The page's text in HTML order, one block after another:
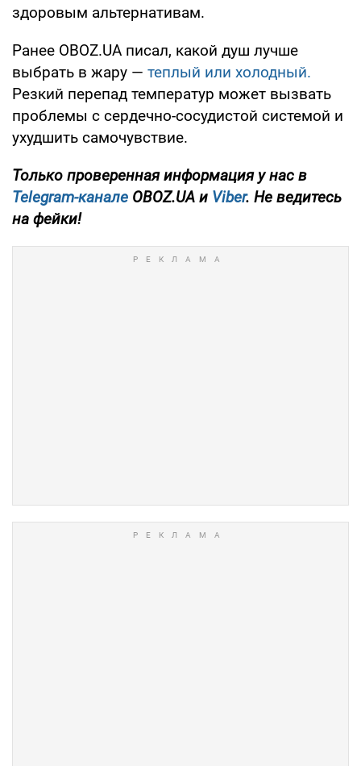
здоровым альтернативам.
Ранее OBOZ.UA писал, какой душ лучше
выбрать в жару — теплый или холодный.
Резкий перепад температур может вызвать
проблемы с сердечно-сосудистой системой и
ухудшить самочувствие.
Только проверенная информация у нас в
Telegram-канале OBOZ.UA и Viber. Не ведитесь
на фейки!